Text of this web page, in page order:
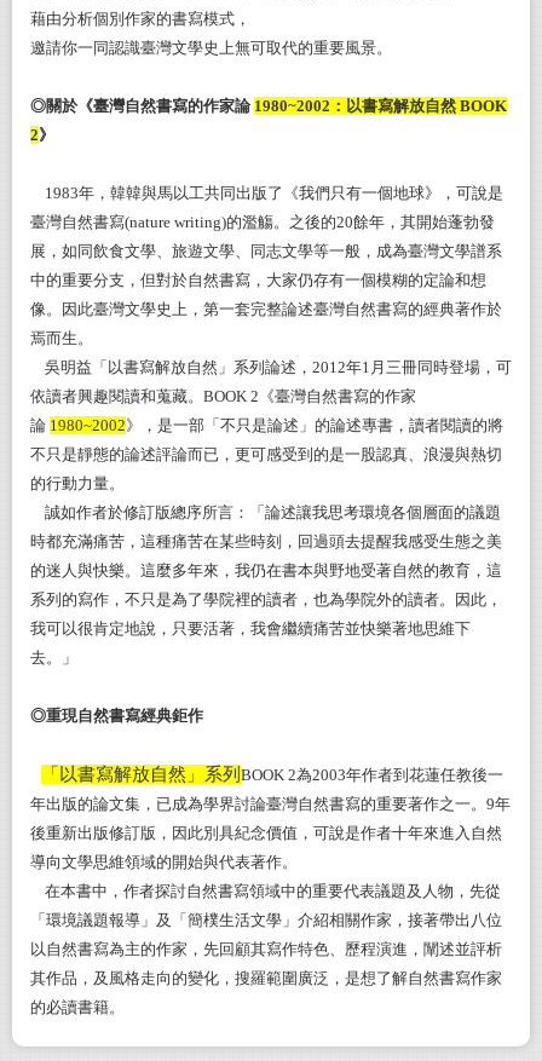
藉由分析個別作家的書寫模式，
邀請你一同認識臺灣文學史上無可取代的重要風景。
◎關於《臺灣自然書寫的作家論 1980~2002 ：以書寫解放自然 BOOK
2》
1983年，韓韓與馬以工共同出版了《我們只有一個地球》，可說是
臺灣自然書寫(nature writing)的濫觴。之後的20餘年，其開始蓬勃發
展，如同飲食文學、旅遊文學、同志文學等一般，成為臺灣文學譜系
中的重要分支，但對於自然書寫，大家仍存有一個模糊的定論和想
像。因此臺灣文學史上，第一套完整論述臺灣自然書寫的經典著作於
焉而生。
吳明益「以書寫解放自然」系列論述，2012年1月三冊同時登場，可
依讀者興趣閱讀和蒐藏。BOOK 2《臺灣自然書寫的作家
論 1980~2002》，是一部「不只是論述」的論述專書，讀者閱讀的將
不只是靜態的論述評論而已，更可感受到的是一股認真、浪漫與熱切
的行動力量。
誠如作者於修訂版總序所言：「論述讓我思考環境各個層面的議題
時都充滿痛苦，這種痛苦在某些時刻，回過頭去提醒我感受生態之美
的迷人與快樂。這麼多年來，我仍在書本與野地受著自然的教育，這
系列的寫作，不只是為了學院裡的讀者，也為學院外的讀者。因此，
我可以很肯定地說，只要活著，我會繼續痛苦並快樂著地思維下
去。」
◎重現自然書寫經典鉅作
「以書寫解放自然」系列 BOOK 2為2003年作者到花蓮任教後一
年出版的論文集，已成為學界討論臺灣自然書寫的重要著作之一。9年
後重新出版修訂版，因此別具紀念價值，可說是作者十年來進入自然
導向文學思維領域的開始與代表著作。
在本書中，作者探討自然書寫領域中的重要代表議題及人物，先從
「環境議題報導」及「簡樸生活文學」介紹相關作家，接著帶出八位
以自然書寫為主的作家，先回顧其寫作特色、歷程演進，闡述並評析
其作品，及風格走向的變化，搜羅範圍廣泛，是想了解自然書寫作家
的必讀書籍。